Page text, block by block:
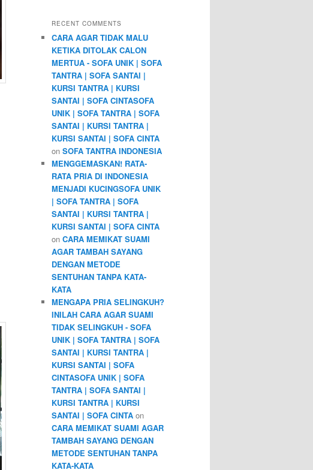
RECENT COMMENTS
CARA AGAR TIDAK MALU
KETIKA DITOLAK CALON
MERTUA - SOFA UNIK | SOFA
TANTRA | SOFA SANTAI |
KURSI TANTRA | KURSI
SANTAI | SOFA CINTASOFA
UNIK | SOFA TANTRA | SOFA
SANTAI | KURSI TANTRA |
KURSI SANTAI | SOFA CINTA
on SOFA TANTRA INDONESIA
MENGGEMASKAN! RATA-
RATA PRIA DI INDONESIA
MENJADI KUCINGSOFA UNIK
| SOFA TANTRA | SOFA
SANTAI | KURSI TANTRA |
KURSI SANTAI | SOFA CINTA
on CARA MEMIKAT SUAMI
AGAR TAMBAH SAYANG
DENGAN METODE
SENTUHAN TANPA KATA-
KATA
MENGAPA PRIA SELINGKUH?
INILAH CARA AGAR SUAMI
TIDAK SELINGKUH - SOFA
UNIK | SOFA TANTRA | SOFA
SANTAI | KURSI TANTRA |
KURSI SANTAI | SOFA
CINTASOFA UNIK | SOFA
TANTRA | SOFA SANTAI |
KURSI TANTRA | KURSI
SANTAI | SOFA CINTA on
CARA MEMIKAT SUAMI AGAR
TAMBAH SAYANG DENGAN
METODE SENTUHAN TANPA
KATA-KATA